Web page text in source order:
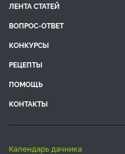
ЛЕНТА СТАТЕЙ
ВОПРОС-ОТВЕТ
КОНКУРСЫ
РЕЦЕПТЫ
ПОМОЩЬ
КОНТАКТЫ
календарь дачника